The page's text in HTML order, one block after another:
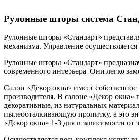
Рулонные шторы система
Рулонные шторы «Стандарт»
механизма. Управление
Рулонные шторы «Стандарт»
современного интерьера. Они легко
Салон «Декор окна» имеет
производителя. В салоне «Декор
декоративные, из натуральных
пылеооталкивающую пропитку, а это
«Декор окна» 1-3 дня в зависимости от